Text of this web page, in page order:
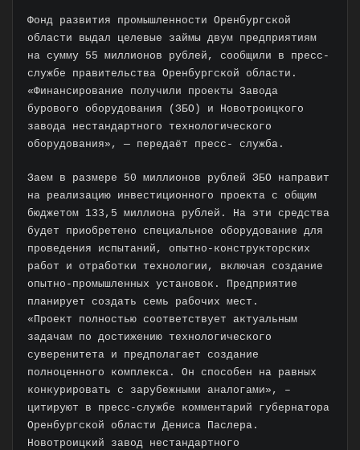
Фонд развития промышленности Оренбургской
области выдал целевые займы двум предприятиям
на сумму 55 миллионов рублей, сообщили в пресс-
службе правительства Оренбургской области. ⠀
«Финансирование получили проекты Завода
бурового оборудования (ЗБО) и Новотроицкого
завода нестандартного технологического
оборудования», — передаёт пресс- служба.
Заем в размере 50 миллионов рублей ЗБО направит
на реализацию инвестиционного проекта с общим
бюджетом 133,5 миллиона рублей. На эти средства
будет приобретено специальное оборудование для
проведения испытаний, опытно-конструкторских
работ и отработки технологии, включая создание
опытно-промышленных установок. Предприятие
планирует создать семь рабочих мест.
«Проект полностью соответствует актуальным
задачам по достижению технологического
суверенитета и предполагает создание
полноценного комплекса. Он способен на равных
конкурировать с зарубежными аналогами», –
цитируют в пресс-службе комментарий губернатора
Оренбургской области Дениса Паслера.
Новотроицкий завод нестандартного